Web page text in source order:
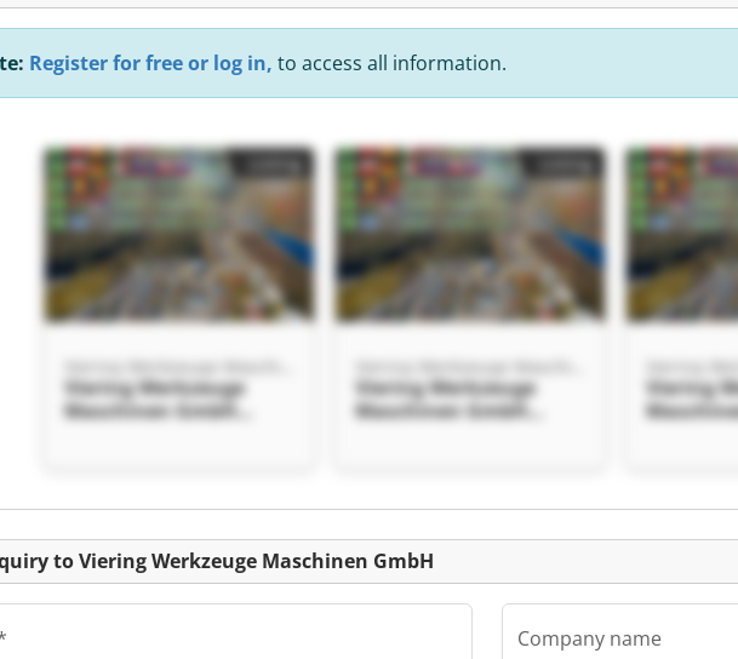
Register for free or log in, to access all information.
Viering Werkzeuge
Maschinen GmbH
Viering Werkzeuge
Maschinen GmbH
Viering
Listing
to Viering Werkzeuge Maschinen GmbH
Company name